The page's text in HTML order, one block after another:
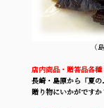
（
店内商品・贈答品各
長崎・島原から「夏の
贈り物にいかがですか